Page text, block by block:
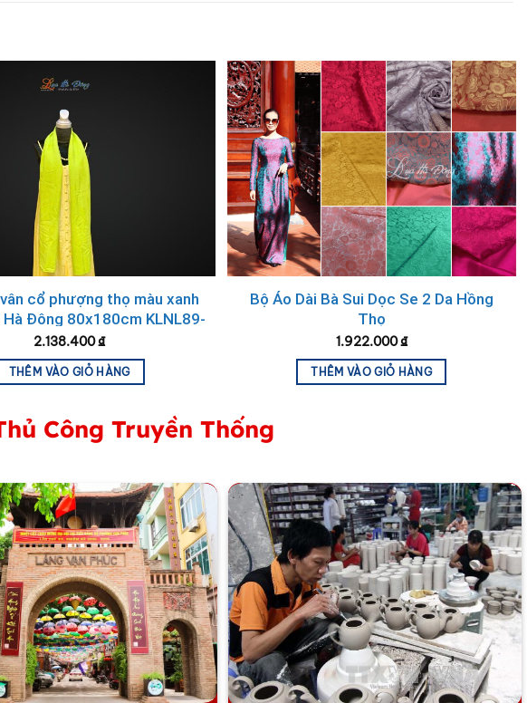
phẩm là một lời cam kết về chất lượng và giá trị văn hóa bền vững.
cà vạt lụa Hà Đông đẳng cấp!
cổ phượng thọ màu xanh
Hà Đông 80x180cm KLNL89-
6
2.138.400₫
THÊM VÀO GIỎ HÀNG
Bộ Áo Dài Bà Sui Dọc Se 2 Da Hồng
Thọ
1.922.000₫
THÊM VÀO GIỎ HÀNG
Công Truyền Thống